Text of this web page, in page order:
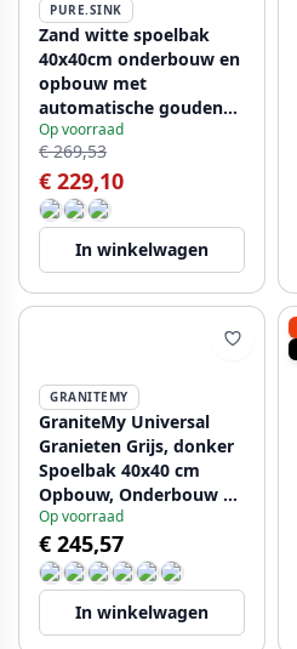
PURE.SINK
Zand witte spoelbak
40x40cm onderbouw en
opbouw met
automatische gouden
plug 1208971928
Op voorraad
€ 269,53
€ 229,10
In winkelwagen
GRANITEMY
GraniteMy Universal
Granieten Grijs, donker
Spoelbak 40x40 cm
Opbouw, Onderbouw en
Vlakinbouw met Zwarte
Plug 1208970747
Op voorraad
€ 245,57
In winkelwagen